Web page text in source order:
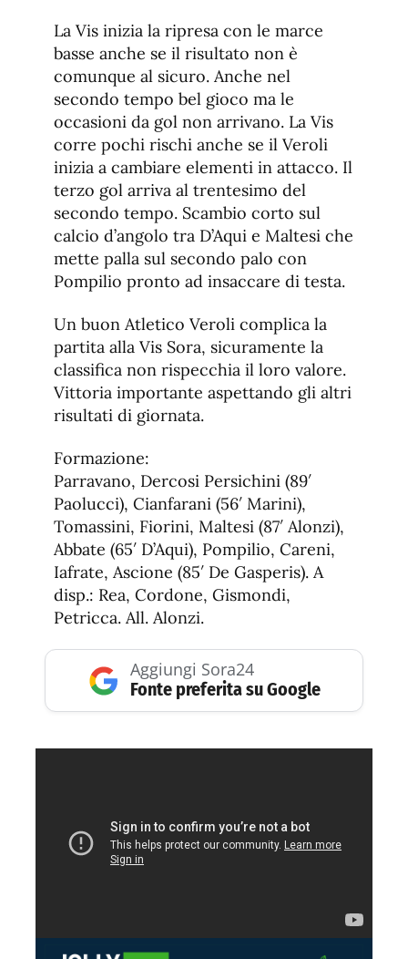
La Vis inizia la ripresa con le marce
basse anche se il risultato non è
comunque al sicuro. Anche nel
secondo tempo bel gioco ma le
occasioni da gol non arrivano. La Vis
corre pochi rischi anche se il Veroli
inizia a cambiare elementi in attacco. Il
terzo gol arriva al trentesimo del
secondo tempo. Scambio corto sul
calcio d’angolo tra D’Aqui e Maltesi che
mette palla sul secondo palo con
Pompilio pronto ad insaccare di testa.
Un buon Atletico Veroli complica la
partita alla Vis Sora, sicuramente la
classifica non rispecchia il loro valore.
Vittoria importante aspettando gli altri
risultati di giornata.
Formazione:
Parravano, Dercosi Persichini (89′
Paolucci), Cianfarani (56′ Marini),
Tomassini, Fiorini, Maltesi (87′ Alonzi),
Abbate (65′ D’Aqui), Pompilio, Careni,
Iafrate, Ascione (85′ De Gasperis). A
disp.: Rea, Cordone, Gismondi,
Petricca. All. Alonzi.
Aggiungi Sora24
Fonte preferita su Google